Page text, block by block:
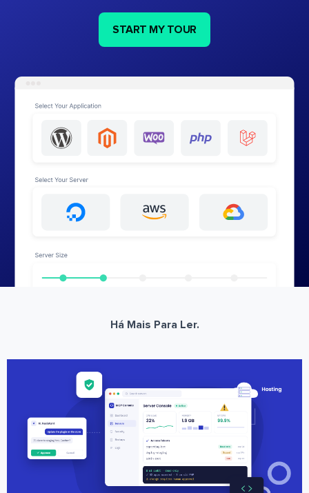
START MY TOUR
Há Mais Para Ler.